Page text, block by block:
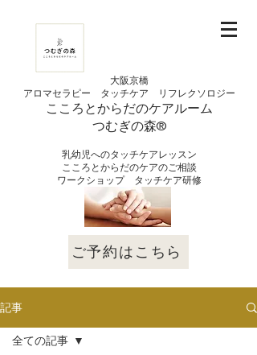
大阪京橋
アロマセラピー タッチケア
リフレクソロジー
こころとからだのケアルーム
つむぎの​森®︎
​乳幼児へのタッチケアレッスン
こころとからだのケアのご相談
​ワークショップ タッチケア研修
ご予約はこちら
記事
全ての記事